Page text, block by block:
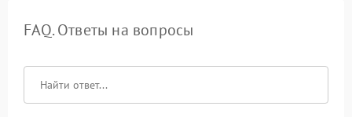
FAQ. Ответы на вопросы